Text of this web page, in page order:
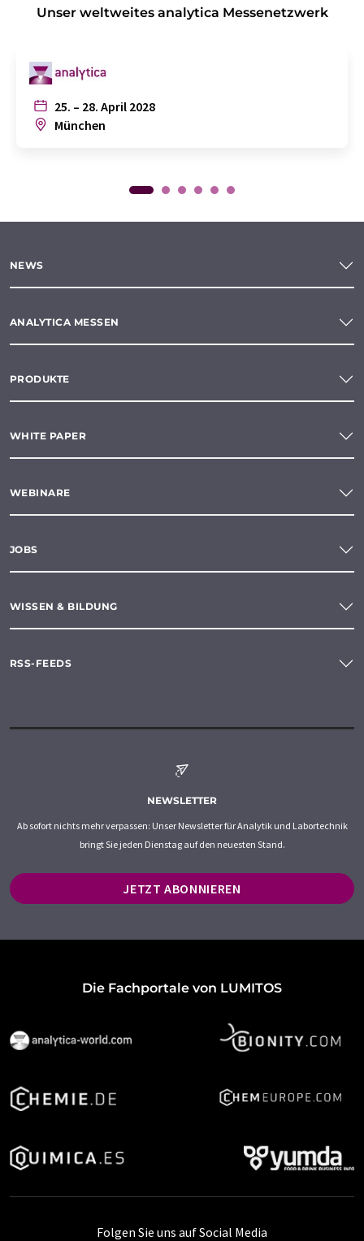
Unser weltweites analytica Messenetzwerk
25. – 28. April 2028
München
NEWS
ANALYTICA MESSEN
PRODUKTE
WHITE PAPER
WEBINARE
JOBS
WISSEN & BILDUNG
RSS-FEEDS
NEWSLETTER
Ab sofort nichts mehr verpassen: Unser Newsletter für Analytik und Labortechnik
bringt Sie jeden Dienstag auf den neuesten Stand.
JETZT ABONNIEREN
Die Fachportale von LUMITOS
Folgen Sie uns auf Social Media